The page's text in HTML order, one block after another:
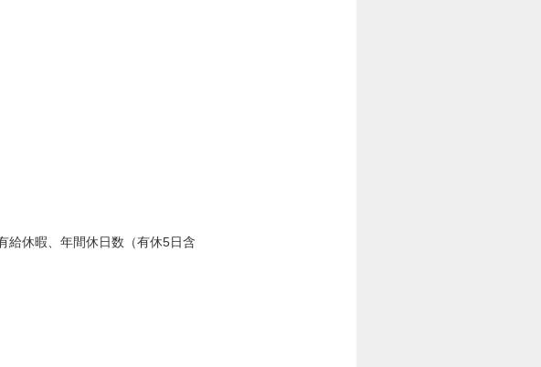
給休暇、年間休日数（有休5日含